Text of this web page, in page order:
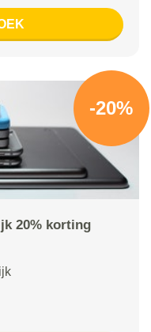
-20%
20% korting